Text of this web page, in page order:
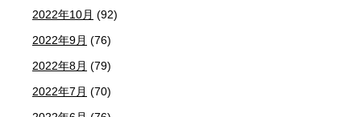
2022年10月 (92)
2022年9月 (76)
2022年8月 (79)
2022年7月 (70)